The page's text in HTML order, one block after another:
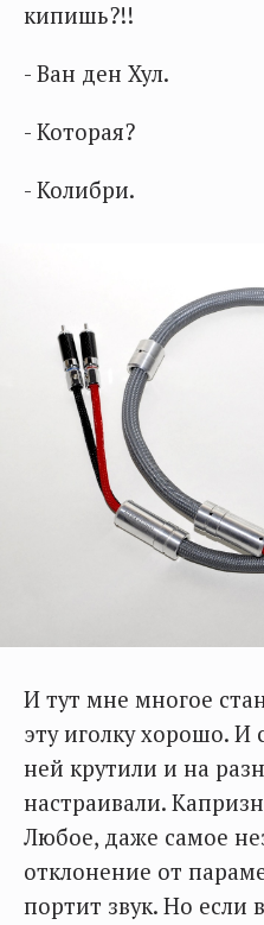
кипишь?!!
- Ван ден Хул.
- Которая?
- Колибри.
И тут мне многое
эту иголку хорошо. И
ней крутили и на
настраивали.
Любое, даже самое
отклонение от
портит звук. Но если